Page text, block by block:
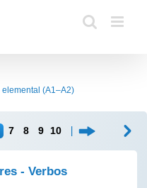
elemental (A1–A2)
7 8 9 10
- Verbos